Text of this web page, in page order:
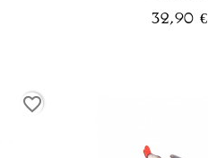
32,90 €
favorite_border